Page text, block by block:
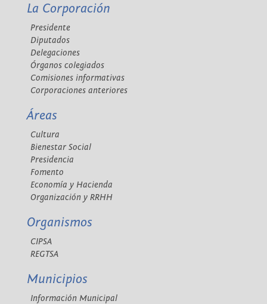
La Corporación
Presidente
Diputados
Delegaciones
Órganos colegiados
Comisiones informativas
Corporaciones anteriores
Áreas
Cultura
Bienestar Social
Presidencia
Fomento
Economía y Hacienda
Organización y RRHH
Organismos
CIPSA
REGTSA
Municipios
Información Municipal